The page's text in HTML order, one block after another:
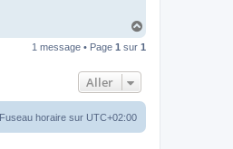
u
1 message • Page 1 sur 1
Aller
Fuseau horaire sur UTC+02:00